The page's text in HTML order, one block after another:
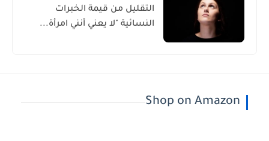
التقليل من قيمة الخبرات
النسائية "لا يعني أنني امرأة...
Shop on Amazon